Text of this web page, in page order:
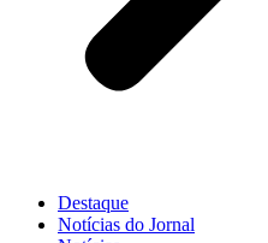
Destaque
Notícias do Jornal